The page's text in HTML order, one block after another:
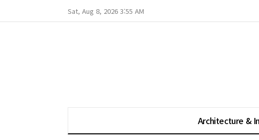
Sat, Aug 8, 2026 3:55 AM
Architecture &